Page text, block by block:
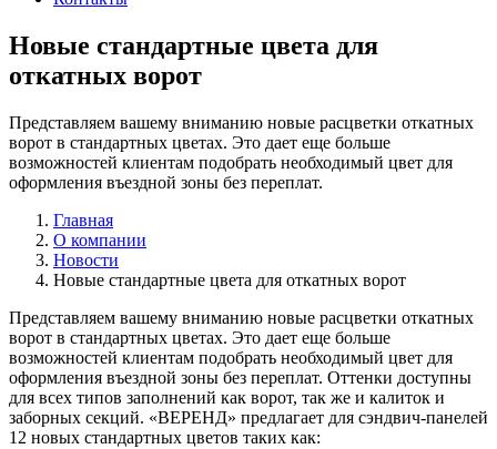
Новые стандартные цвета для
откатных ворот
Представляем вашему вниманию новые расцветки откатных
ворот в стандартных цветах. Это дает еще больше
возможностей клиентам подобрать необходимый цвет для
оформления въездной зоны без переплат.
Главная
О компании
Новости
Новые стандартные цвета для откатных ворот
Представляем вашему вниманию новые расцветки откатных
ворот в стандартных цветах. Это дает еще больше
возможностей клиентам подобрать необходимый цвет для
оформления въездной зоны без переплат. Оттенки доступны
для всех типов заполнений как ворот, так же и калиток и
заборных секций. «ВЕРЕНД» предлагает для сэндвич-панелей
12 новых стандартных цветов таких как: